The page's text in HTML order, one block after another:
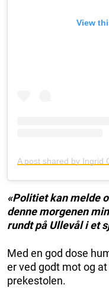
View
«Politiet kan melde
denne morgenen
rundt på Ullevål i et
Med en god dose
er ved godt mot og
prekestolen.